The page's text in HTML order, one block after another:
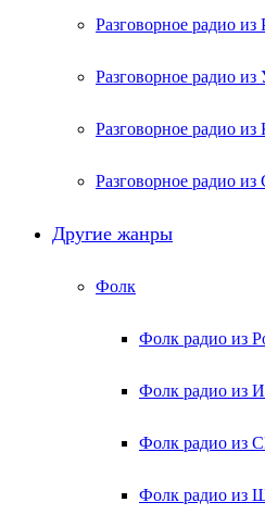
Разговорное радио из
Разговорное радио
Разговорное радио из
Разговорное радио
Другие жанры
Фолк
Фолк радио из
Фолк радио из
Фолк радио из
Фолк радио из